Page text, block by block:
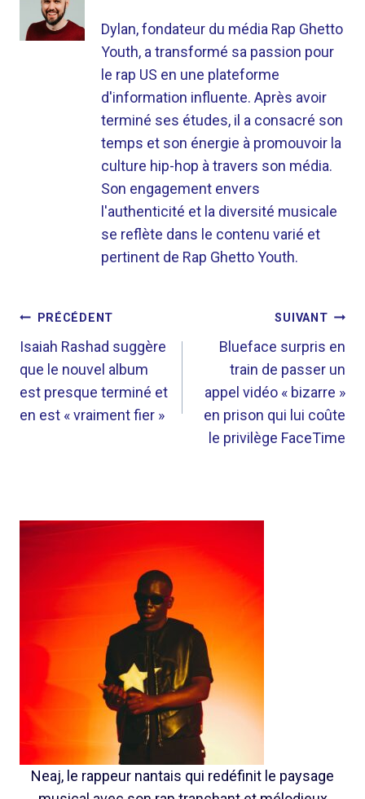
Dylan, fondateur du média Rap Ghetto
Youth, a transformé sa passion pour
le rap US en une plateforme
d'information influente. Après avoir
terminé ses études, il a consacré son
temps et son énergie à promouvoir la
culture hip-hop à travers son média.
Son engagement envers
l'authenticité et la diversité musicale
se reflète dans le contenu varié et
pertinent de Rap Ghetto Youth.
NAVIGATION
DE
L’ARTICLE
PRÉCÉDENT
Isaiah Rashad suggère
que le nouvel album
est presque terminé et
en est « vraiment fier »
SUIVANT
Blueface surpris en
train de passer un
appel vidéo « bizarre »
en prison qui lui coûte
le privilège FaceTime
Neaj, le rappeur nantais qui redéfinit le paysage